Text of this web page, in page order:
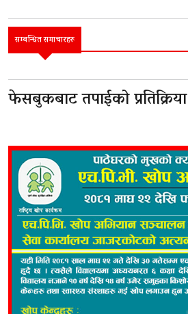
सम्बन्धित समाचारहरू
फेसबुकबाट तपाईको प्रतिक्रिया